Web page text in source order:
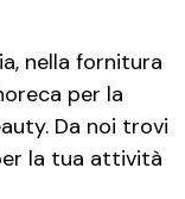
nella fornitura
per la
Da noi trovi
la tua attività